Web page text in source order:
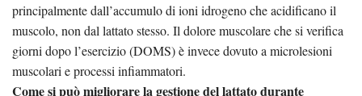
principalmente dall’accumulo di ioni idrogeno che acidificano il
muscolo, non dal lattato stesso. Il dolore muscolare che si verifica
giorni dopo l’esercizio (DOMS) è invece dovuto a microlesioni
muscolari e processi infiammatori.
Come si può migliorare la gestione del lattato durante